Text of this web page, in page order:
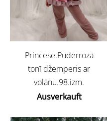
Princese.Puderrozā
tonī džemperis ar
volānu.98.izm.
Ausverkauft